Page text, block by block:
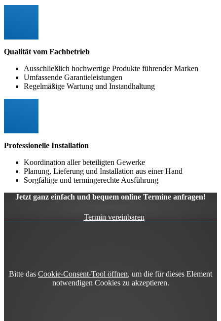
Qualität vom Fachbetrieb
Ausschließlich hochwertige Produkte führender Marken
Umfassende Garantieleistungen
Regelmäßige Wartung und Instandhaltung
Professionelle Installation
Koordination aller beteiligten Gewerke
Planung, Lieferung und Installation aus einer Hand
Sorgfältige und termingerechte Ausführung
Jetzt ganz einfach und bequem online Termine anfragen!
Termin vereinbaren
Bitte das Cookie-Consent-Tool öffnen, um die für dieses Element
notwendigen Cookies zu akzeptieren.